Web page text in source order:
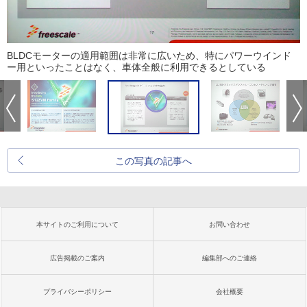
BLDCモーターの適用範囲は非常に広いため、特にパワーウインド
ー用といったことはなく、車体全般に利用できるとしている
この写真の記事へ
本サイトのご利用について お問い合わせ
広告掲載のご案内 編集部へのご連絡
プライバシーポリシー 会社概要